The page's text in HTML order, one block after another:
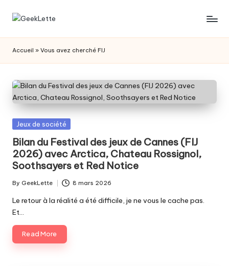
Skip
G
e
e
k
L
e
t
t
e
les
de
société
Accueil » Vous avez cherché FIJ
Posted
Jeux de société
Bilan du Festival des jeux de Cannes (FIJ
2026) avec Arctica, Chateau Rossignol,
Soothsayers et Red Notice
Posted
by
By GeekLette 8 mars 2026
Le retour à la réalité a été difficile, je ne vous le cache pas.
Et…
Read More